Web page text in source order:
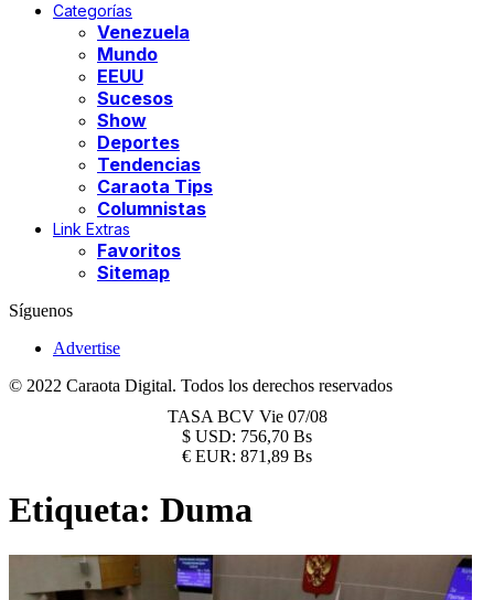
Categorías
Venezuela
Mundo
EEUU
Sucesos
Show
Deportes
Tendencias
Caraota Tips
Columnistas
Link Extras
Favoritos
Sitemap
Síguenos
Advertise
© 2022 Caraota Digital. Todos los derechos reservados
TASA BCV Vie 07/08
$ USD: 756,70 Bs
€ EUR: 871,89 Bs
Etiqueta: Duma